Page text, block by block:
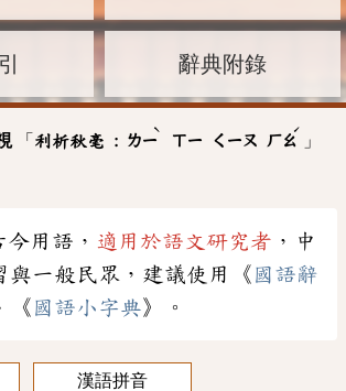
辭典附錄
「 利析秋毫 : ㄌㄧ
ˋ
ㄒㄧ ㄑㄧㄡ ㄏㄠ
ˊ
」
用語， 適用於語文研究者 ，中
與一般民眾，建議使用《 國語辭
《國語小字典》。
漢語拼音